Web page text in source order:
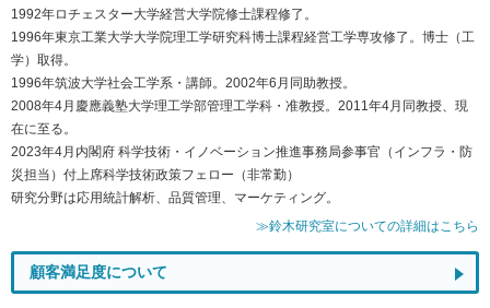
1992年ロチェスター大学経営大学院修士課程修了。
1996年東京工業大学大学院理工学研究科博士課程経営工学専攻修了。博士（工
学）取得。
1996年筑波大学社会工学系・講師。2002年6月同助教授。
2008年4月慶應義塾大学理工学部管理工学科・准教授。2011年4月同教授、現
在に至る。
2023年4月内閣府 科学技術・イノベーション推進事務局参事官（インフラ・防
災担当）付上席科学技術政策フェロー（非常勤）
研究分野は応用統計解析、品質管理、マーケティング。
≫鈴木研究室についての詳細はこちら
顧客満足度について